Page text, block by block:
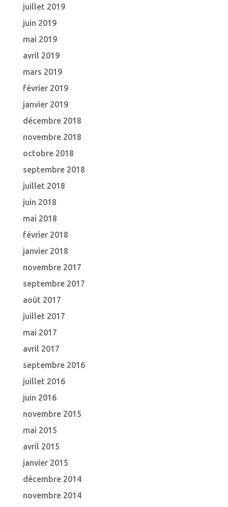
juillet 2019
juin 2019
mai 2019
avril 2019
mars 2019
février 2019
janvier 2019
décembre 2018
novembre 2018
octobre 2018
septembre 2018
juillet 2018
juin 2018
mai 2018
février 2018
janvier 2018
novembre 2017
septembre 2017
août 2017
juillet 2017
mai 2017
avril 2017
septembre 2016
juillet 2016
juin 2016
novembre 2015
mai 2015
avril 2015
janvier 2015
décembre 2014
novembre 2014